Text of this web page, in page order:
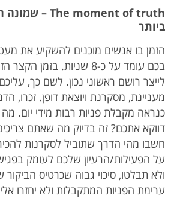
The moment of truth – שמונה
ביותר
הזמן בו אנשים מוכנים להשקיע את
בכם עומד על כ-8 שניות.
לייצר רושם ראשוני נכון. לשם כך,
מעניינת, מסקרנת ויוצאת דופן. זכרו,
כנראה מקבלת פניות רבות מידי יום. מה
דווקא אתכם? זה בדיוק מה שאתם
חשבו מהי הדרך שתוביל לסקרנות
על הפעילות/הרעיון שלכם לעומק
ולא תבלטו, סיכוי גבוה שכרטיס הביקור
ערימת הפניות המתקבלות ולא יחזרו